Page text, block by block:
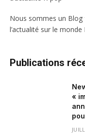
Nous sommes un
l’actualité sur le
Publications
«